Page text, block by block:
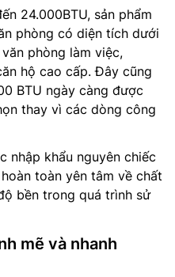
24.000BTU, sản phẩm
phòng có diện tích dưới
phòng làm việc,
hộ cao cấp. Đây cũng
BTU ngày càng được
thay vì các dòng công
nhập khẩu nguyên chiếc
toàn yên tâm về chất
bền trong quá trình sử
mẽ và nhanh